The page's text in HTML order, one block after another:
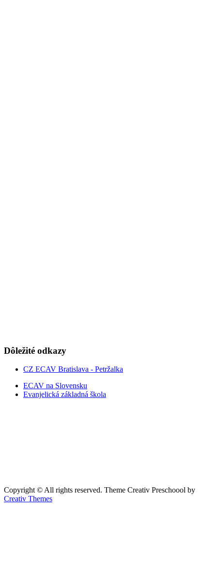
Dôležité odkazy
CZ ECAV Bratislava - Petržalka
ECAV na Slovensku
Evanjelická základná škola
Copyright © All rights reserved. Theme Creativ Preschoool by
Creativ Themes